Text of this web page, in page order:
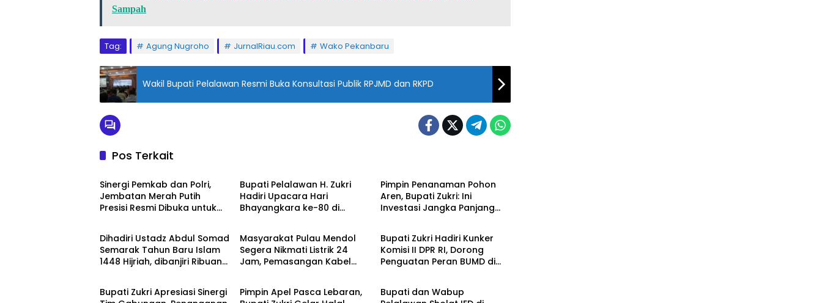
Sampah
Tag: Agung Nugroho JurnalRiau.com Wako Pekanbaru
Wakil Bupati Pelalawan Resmi Buka Konsultasi Publik RPJMD dan RKPD
Pos Terkait
Berita
Sinergi Pemkab dan Polri,
Jembatan Merah Putih
Presisi Resmi Dibuka untuk
Bupati Pelalawan H. Zukri
Hadiri Upacara Hari
Bhayangkara ke-80 di
Pimpin Penanaman Pohon
Aren, Bupati Zukri: Ini
Investasi Jangka Panjang
Berita
Dihadiri Ustadz Abdul Somad
Semarak Tahun Baru Islam
1448 Hijriah, dibanjiri Ribuan
Berita
Masyarakat Pulau Mendol
Segera Nikmati Listrik 24
Jam, Pemasangan Kabel
Berita
Bupati Zukri Hadiri Kunker
Komisi II DPR RI, Dorong
Penguatan Peran BUMD di
Berita
Bupati Zukri Apresiasi Sinergi
Berita
Pimpin Apel Pasca Lebaran,
Berita
Bupati dan Wabup